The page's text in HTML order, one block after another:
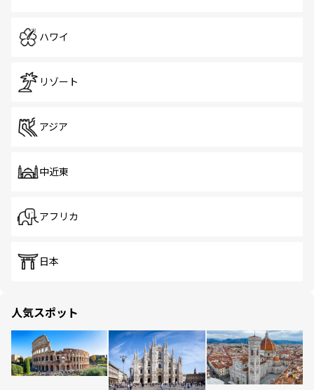
ハワイ
リゾート
アジア
中近東
アフリカ
日本
人気スポット